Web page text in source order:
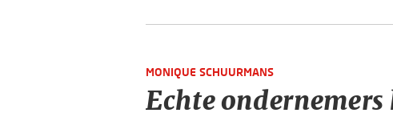
MONIQUE SCHUURMANS
Echte